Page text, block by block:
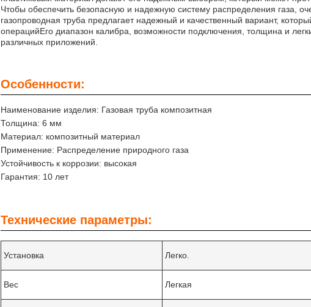
Чтобы обеспечить безопасную и надежную систему распределения газа,
газопроводная труба предлагает надежный и качественный вариант,
операцийЕго диапазон калибра, возможности подключения, толщина и
различных приложений.
Особенности:
Наименование изделия: Газовая труба композитная
Толщина: 6 мм
Материал: композитный материал
Применение: Распределение природного газа
Устойчивость к коррозии: высокая
Гарантия: 10 лет
Технические параметры:
Установка Легко.
Вес Легкая